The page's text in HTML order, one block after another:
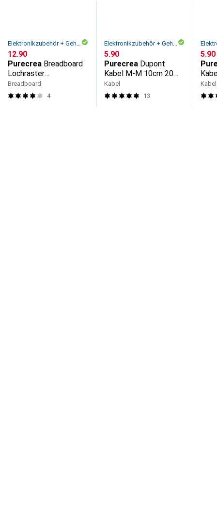
Elektronikzubehör + Gehäuse
CHF
12.90
Purecrea Breadboard
Lochraster
Steckplatine Fullsize
Breadboard
4
Elektronikzubehör + Gehäuse
CHF
5.90
Purecrea Dupont
Kabel M-M 10cm 20
Stück
Kabel
13
CHF
5.90
Kabel